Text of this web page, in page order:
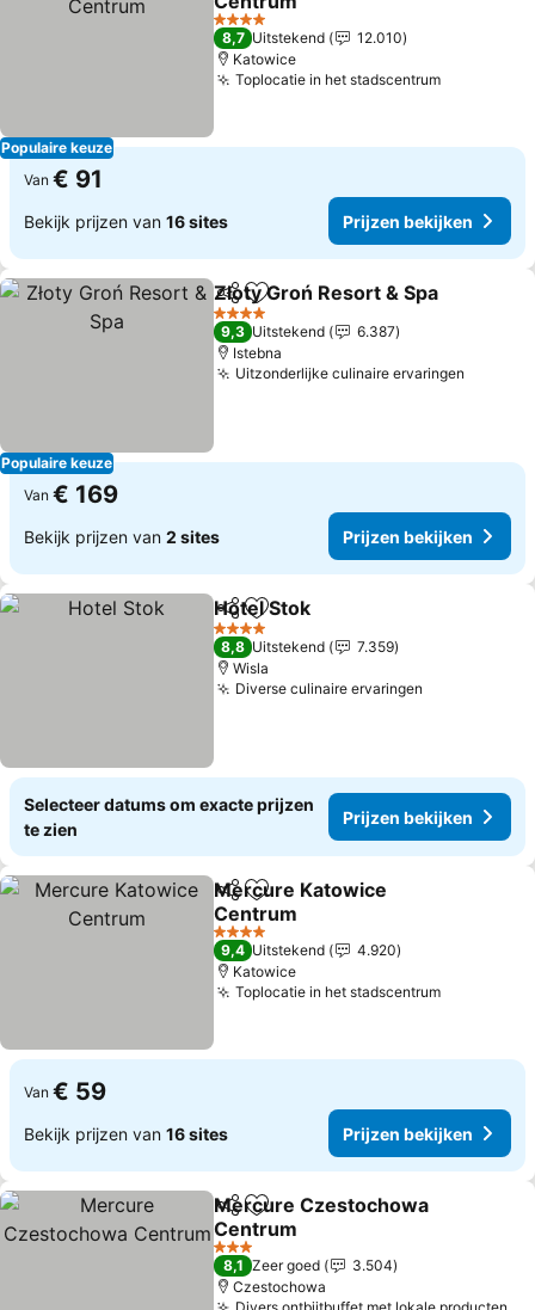
Populaire keuze
Prijzen bekijken
4 Sterren
8,7 Uitstekend
12.010
Katowice
Toplocatie in het stadscentrumPrijzen
Van € 91
Bekijk prijzen van 16 sites Prijzen bekijken
Populaire keuze
DelenToevoegen aan favorieten
Złoty Groń Resort & Spa
4 Sterren
9,3 Uitstekend
6.387
Istebna
Uitzonderlijke culinaire ervaringen
Van € 169
Bekijk prijzen van 2 sites Prijzen bekijken
DelenToevoegen aan favorieten
Hotel Stok
4 Sterren
8,8 Uitstekend
7.359
Wisla
Diverse culinaire ervaringen
Selecteer datums om exacte prijzen
te zien
Prijzen bekijken
DelenToevoegen aan favorieten
Mercure Katowice
Centrum
Prijzen bekijken
4 Sterren
9,4 Uitstekend
4.920
Katowice
Toplocatie in het stadscentrumPrijzen
Van € 59
Bekijk prijzen van 16 sites Prijzen bekijken
DelenToevoegen aan favorieten
Mercure Czestochowa
Centrum
Prijzen bekijken
3 Sterren
8,1 Zeer goed
3.504
Czestochowa